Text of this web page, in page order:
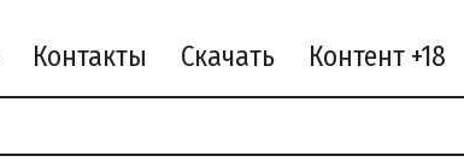
Контакты Скачать